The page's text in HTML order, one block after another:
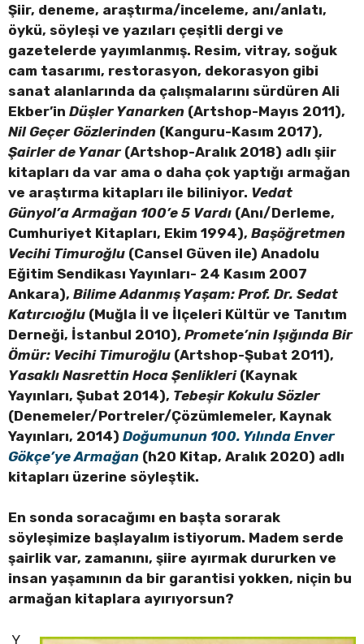
Şiir, deneme, araştırma/inceleme, anı/anlatı,
öykü, söyleşi ve yazıları çeşitli dergi ve
gazetelerde yayımlanmış. Resim, vitray, soğuk
cam tasarımı, restorasyon, dekorasyon gibi
sanat alanlarında da çalışmalarını sürdüren Ali
Ekber’in Düşler Yanarken (Artshop-Mayıs 2011),
Nil Geçer Gözlerinden (Kanguru-Kasım 2017),
Şairler de Yanar(Artshop-Aralık 2018) adlı şiir
kitapları da var ama o daha çok yaptığı armağan
ve araştırma kitapları ile biliniyor. Vedat
Günyol’a Armağan 100’e 5 Vardı (Anı/Derleme,
Cumhuriyet Kitapları, Ekim 1994), Başöğretmen
Vecihi Timuroğlu (Cansel Güven ile) Anadolu
Eğitim Sendikası Yayınları- 24 Kasım 2007
Ankara), Bilime Adanmış Yaşam: Prof. Dr. Sedat
Katırcıoğlu (Muğla İl ve İlçeleri Kültür ve Tanıtım
Derneği, İstanbul 2010), Promete’nin Işığında Bir
Ömür: Vecihi Timuroğlu (Artshop-Şubat 2011),
Yasaklı Nasrettin Hoca Şenlikleri(Kaynak
Yayınları, Şubat 2014), Tebeşir Kokulu Sözler
(Denemeler/Portreler/Çözümlemeler, Kaynak
Yayınları, 2014) Doğumunun 100. Yılında Enver
Gökçe’ye Armağan (h20 Kitap, Aralık 2020) adlı
kitapları üzerine söyleştik.
En sonda soracağımı en başta sorarak
söyleşimize başlayalım istiyorum. Madem serde
şairlik var, zamanını, şiire ayırmak dururken ve
insan yaşamının da bir garantisi yokken, niçin bu
armağan kitaplara ayırıyorsun?
Y